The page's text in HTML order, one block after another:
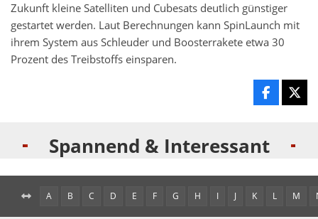
Zukunft kleine Satelliten und Cubesats deutlich günstiger
gestartet werden. Laut Berechnungen kann SpinLaunch mit
ihrem System aus Schleuder und Boosterrakete etwa 30
Prozent des Treibstoffs einsparen.
Spannend & Interessant
A B C D E F G H I J K L M